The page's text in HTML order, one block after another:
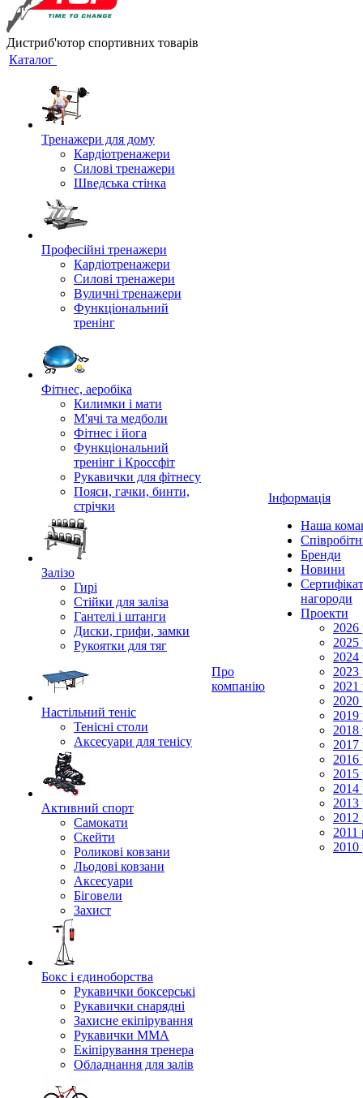
Дистриб'ютор спортивних товарів
Каталог
Тренажери для дому
Кардіотренажери
Силові тренажери
Шведська стінка
Професійні тренажери
Кардіотренажери
Силові тренажери
Вуличні тренажери
Функціональний
тренінг
Фітнес, аеробіка
Килимки і мати
М'ячі та медболи
Фітнес і йога
Функціональний
тренінг і Кроссфіт
Рукавички для фітнесу
Пояси, гачки, бинти,
стрічки
Залізо
Гирі
Стійки для заліза
Гантелі і штанги
Диски, грифи, замки
Рукоятки для тяг
Настільний теніс
Тенісні столи
Аксесуари для тенісу
Активний спорт
Самокати
Скейти
Роликові ковзани
Льодові ковзани
Аксесуари
Біговели
Захист
Бокс і єдиноборства
Рукавички боксерські
Рукавички снарядні
Захисне екіпірування
Рукавички ММА
Екіпірування тренера
Обладнання для залів
Про
компанію
Інформація
Наша
Бренди
Новини
нагороди
Проекти
2026
2025
2024
2023
2021
2020
2019
2018
2017
2016
2015
2014
2013
2012
2011
2010